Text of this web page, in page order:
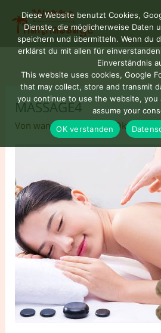
Inhalt
springen
MASSAGE4
VonwannaNUAD77/9. Oktober
Diese Website benutzt Cookies,
Dienste, die möglicherweise Daten
speichern und übermitteln. Wenn du
erklärst du mit allen für
Einverständnis
This website uses cookies, Google
that may collect, store and transmit
you continue to use the website, you
assume your
OK verstanden